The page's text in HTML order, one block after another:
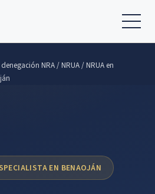
NRA / NRUA / NRUA en
EN BENAOJÁN